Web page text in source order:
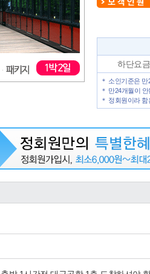
하단요
＊ 소인기준은
＊ 만24개월이
＊ 정회원이라